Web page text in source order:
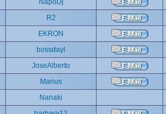
NapoDj
R2
EKRON
bossdayl
JoseAlberto
Marius
Nanaki